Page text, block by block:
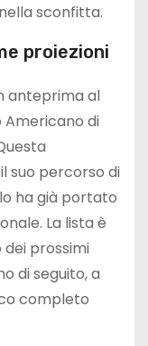
sconfitta.
proiezioni
anteprima al
Americano di
suo percorso di
ha già portato
La lista è
prossimi
di seguito, a
completo